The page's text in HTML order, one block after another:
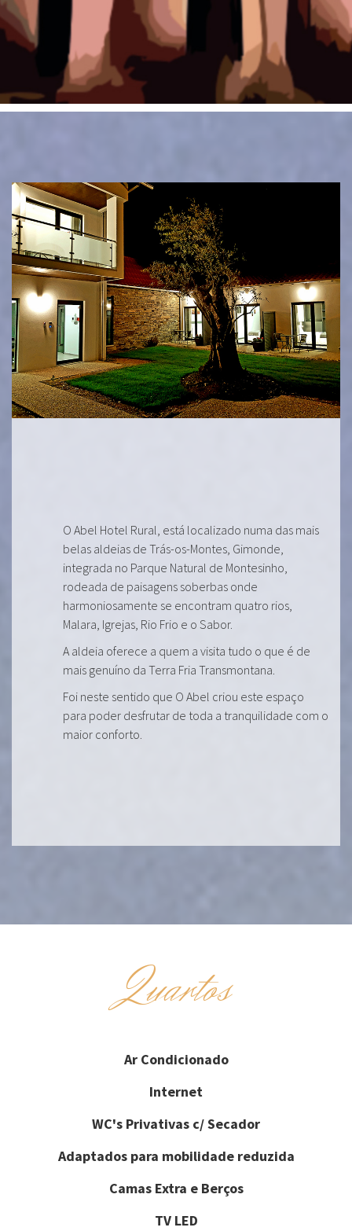
O Abel Hotel Rural, está localizado numa das mais
belas aldeias de Trás-os-Montes, Gimonde,
integrada no Parque Natural de Montesinho,
rodeada de paisagens soberbas onde
harmoniosamente se encontram quatro rios,
Malara, Igrejas, Rio Frio e o Sabor.
A aldeia oferece a quem a visita tudo o que é de
mais genuíno da Terra Fria Transmontana.
Foi neste sentido que O Abel criou este espaço
para poder desfrutar de toda a tranquilidade com o
maior conforto.
Quartos
Ar Condicionado
Internet
WC's Privativas c/ Secador
Adaptados para mobilidade reduzida
Camas Extra e Berços
TV LED